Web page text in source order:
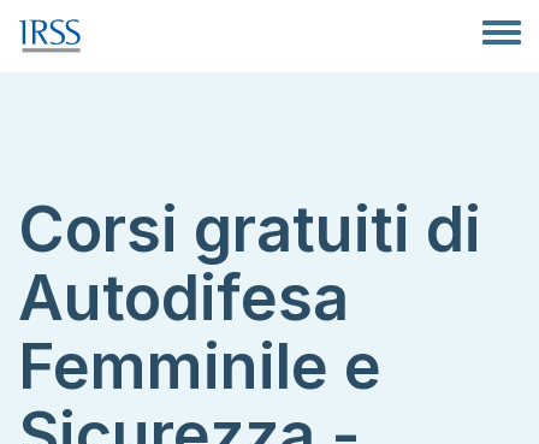
Corsi gratuiti di
Autodifesa
Femminile e